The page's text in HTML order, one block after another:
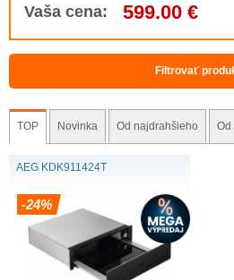
Vaša cena: 599.00 €
Filtrovať
TOP Novinka Od najdrahšieho Od
AEG KDK911424T
-24%